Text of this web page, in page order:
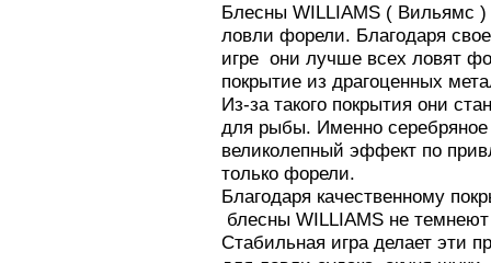
Блесны WILLIAMS ( Вильямс
ловли форели. Благодаря
игре они лучше всех ловят
покрытие из драгоценных
Из-за такого покрытия они
для рыбы. Именно серебряное
великолепный эффект по
только форели.
Благодаря качественному
блесны WILLIAMS не
Стабильная игра делает эти